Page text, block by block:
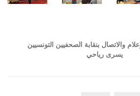
والاتصال بنقابة الصحفيين التونسيين
يسرى رياحي